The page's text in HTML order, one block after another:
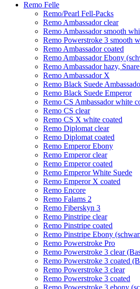
Remo Felle
Remo/Pearl Fell-Packs
Remo Ambassador clear
Remo Ambassador smooth
Remo Powerstroke 3 smooth
Remo Ambassador coated
Remo Ambassador Ebony
Remo Ambassador hazy,
Remo Ambassador X
Remo Black Suede
Remo Black Suede Emperor
Remo CS Ambassador white
Remo CS clear
Remo CS X white coated
Remo Diplomat clear
Remo Diplomat coated
Remo Emperor Ebony
Remo Emperor clear
Remo Emperor coated
Remo Emperor White Suede
Remo Emperor X coated
Remo Encore
Remo Falams 2
Remo Fiberskyn 3
Remo Pinstripe clear
Remo Pinstripe coated
Remo Pinstripe Ebony
Remo Powerstroke Pro
Remo Powerstroke 3 clear
Remo Powerstroke 3 coated
Remo Powerstroke 3 clear
Remo Powerstroke 3 coated
Remo Powerstroke 3 ebony